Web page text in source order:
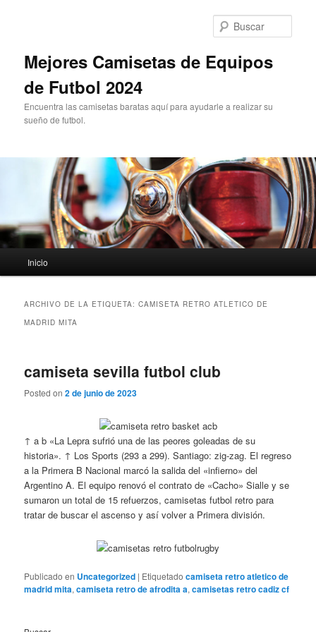
Mejores Camisetas de Equipos
de Futbol 2024
Encuentra las camisetas baratas aquí para ayudarle a realizar su
sueño de futbol.
principal
Inicio
ARCHIVO DE LA ETIQUETA:CAMISETA RETRO ATLETICO DE
MADRID MITA
camiseta sevilla futbol club
Posted on2 de junio de 2023
↑ a b «La Lepra sufrió una de las peores goleadas de su
historia». ↑ Los Sports (293 a 299). Santiago: zig-zag. El regreso
a la Primera B Nacional marcó la salida del «infierno» del
Argentino A. El equipo renovó el contrato de «Cacho» Sialle y se
sumaron un total de 15 refuerzos, camisetas futbol retro para
tratar de buscar el ascenso y así volver a Primera división.
Publicado en Uncategorized | Etiquetado camiseta retro atletico de
madrid mita,camiseta retro de afrodita a,camisetas retro cadiz cf